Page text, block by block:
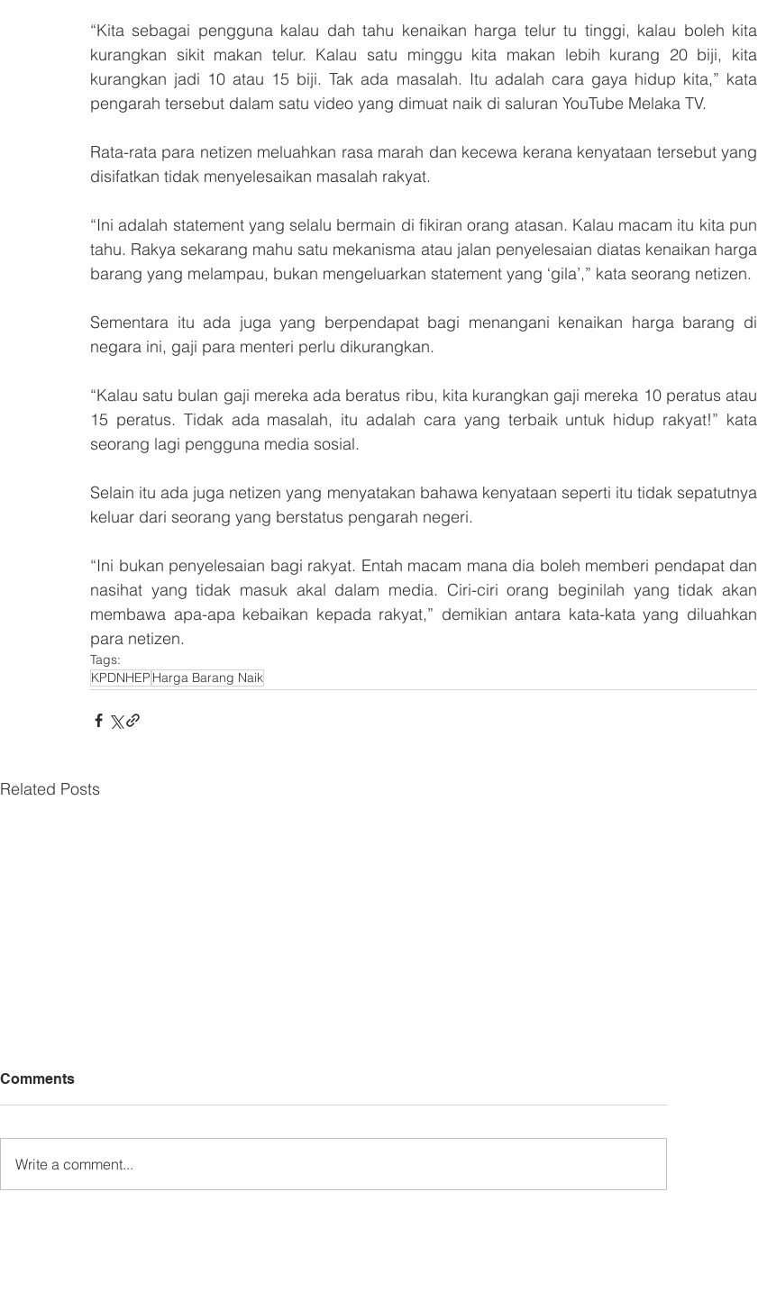
“Kita sebagai pengguna kalau dah tahu kenaikan harga telur tu tinggi, kalau boleh kita
kurangkan sikit makan telur. Kalau satu minggu kita makan lebih kurang 20 biji, kita
kurangkan jadi 10 atau 15 biji. Tak ada masalah. Itu adalah cara gaya hidup kita,” kata
pengarah tersebut dalam satu video yang dimuat naik di saluran YouTube Melaka TV.
Rata-rata para netizen meluahkan rasa marah dan kecewa kerana kenyataan tersebut yang
disifatkan tidak menyelesaikan masalah rakyat.
“Ini adalah statement yang selalu bermain di fikiran orang atasan. Kalau macam itu kita pun
tahu. Rakya sekarang mahu satu mekanisma atau jalan penyelesaian diatas kenaikan harga
barang yang melampau, bukan mengeluarkan statement yang ‘gila’,” kata seorang netizen.
Sementara itu ada juga yang berpendapat bagi menangani kenaikan harga barang di
negara ini, gaji para menteri perlu dikurangkan.
“Kalau satu bulan gaji mereka ada beratus ribu, kita kurangkan gaji mereka 10 peratus atau
15 peratus. Tidak ada masalah, itu adalah cara yang terbaik untuk hidup rakyat!” kata
seorang lagi pengguna media sosial.
Selain itu ada juga netizen yang menyatakan bahawa kenyataan seperti itu tidak sepatutnya
keluar dari seorang yang berstatus pengarah negeri.
“Ini bukan penyelesaian bagi rakyat. Entah macam mana dia boleh memberi pendapat dan
nasihat yang tidak masuk akal dalam media. Ciri-ciri orang beginilah yang tidak akan
membawa apa-apa kebaikan kepada rakyat,” demikian antara kata-kata yang diluahkan
para netizen.
Tags:
KPDNHEP Harga Barang Naik
Related Posts
Comments
Write a comment...